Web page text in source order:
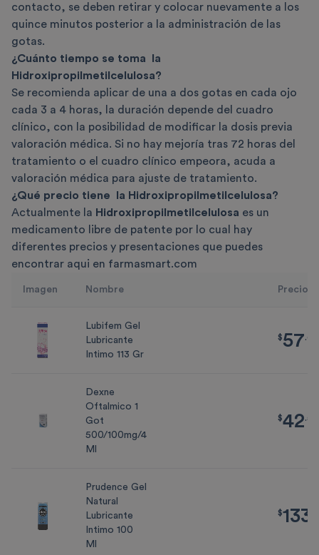
contacto, se deben retirar y colocar nuevamente a los
quince minutos posterior a la administración de las
gotas.
¿Cuánto tiempo se toma la
Hidroxipropilmetilcelulosa?
Se recomienda aplicar de una a dos gotas en cada ojo
cada 3 a 4 horas, la duración depende del cuadro
clínico, con la posibilidad de modificar la dosis previa
valoración médica. Si no hay mejoría tras 72 horas del
tratamiento o el cuadro clínico empeora, acuda a
valoración médica para ajuste de tratamiento.
¿Qué precio tiene
la Hidroxipropilmetilcelulosa?
Actualmente la Hidroxipropilmetilcelulosa es un
medicamento libre de patente por lo cual hay
diferentes precios y presentaciones que puedes
encontrar aqui en farmasmart.com
Imagen Nombre Precio
Lubifem Gel
Lubricante
Intimo 113 Gr
$ 57.63
$57.63
Dexne
Oftalmico 1
Got
500/100mg/4
Ml
$ 42.56
$42.56
Prudence Gel
Natural
Lubricante
Intimo 100
Ml
$133.34
$133